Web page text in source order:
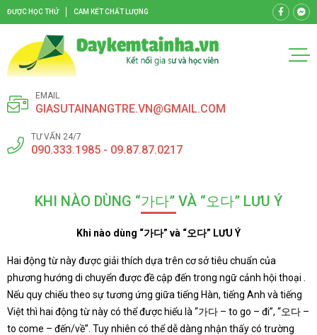
ĐƯỢC HỌC THỬ CAM KẾT CHẤT LƯỢNG
EMAIL
GIASUTAINANGTRE.VN@GMAIL.COM
TƯ VẤN 24/7
090.333.1985 - 09.87.87.0217
KHI NÀO DÙNG “가다” VÀ “오다” LƯU Ý
Khi nào dùng “가다” và “오다” LƯU Ý
Hai động từ này được giải thích dựa trên cơ sở tiêu chuẩn của
phương hướng di chuyển được đề cập đến trong ngữ cảnh hội thoại .
Nếu quy chiếu theo sự tương ứng giữa tiếng Hàn, tiếng Anh và tiếng
Việt thì hai động từ này có thể được hiểu là “가다 – to go – đi”, “오다 –
to come – đến/về”. Tuy nhiên có thể dễ dàng nhận thấy có trường